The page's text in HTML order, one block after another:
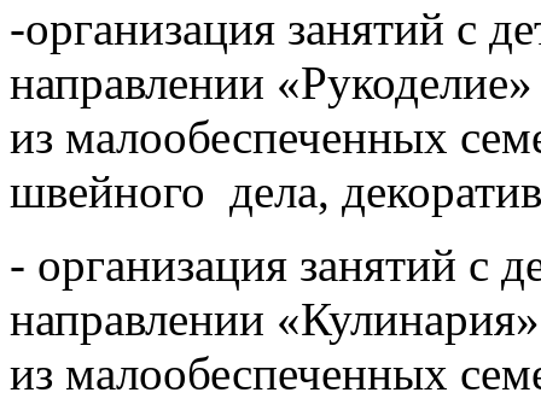
-организация занятий с
направлении
из малообеспеченных
швейного дела,
- организация занятий с
направлении
из малообеспеченных